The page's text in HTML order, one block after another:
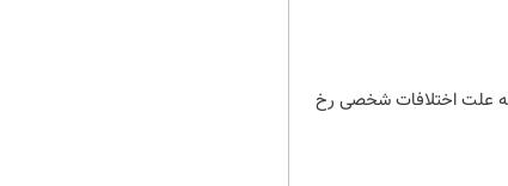
به علت اختلافات شخصی رخ